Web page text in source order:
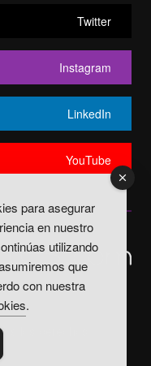
Twitter
Instagram
LinkedIn
YouTube
los derechos
para asegurar
en nuestro
utilizando
que
con nuestra
.